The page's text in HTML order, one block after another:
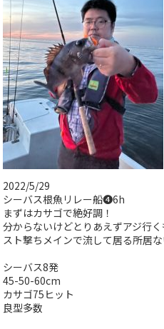
2022/5/29
シーバス根魚リレー船➍6h
まずはカサゴで絶好調！
分からないけどとりあえずアジ行く
スト撃ちメインで流して居る所居
シーバス8発
45-50-60cm
カサゴ75ヒット
良型多数